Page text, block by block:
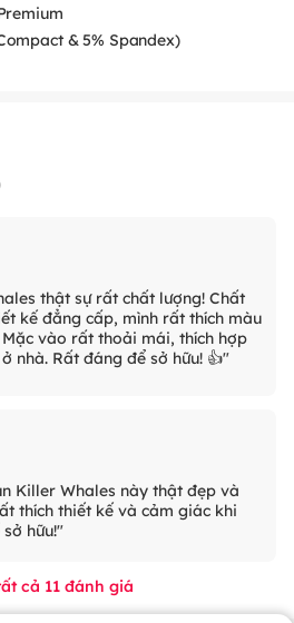
& 5% Spandex)
thật sự rất chất lượng! Chất
kế đẳng cấp, mình rất thích màu
vào rất thoải mái, thích hợp
nhà. Rất đáng để sở hữu! 👍"
Killer Whales này thật đẹp và
thích thiết kế và cảm giác khi
hữu!"
cả 11đánh giá